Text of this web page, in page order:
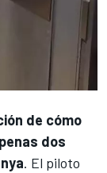
de cómo
dos
. El piloto